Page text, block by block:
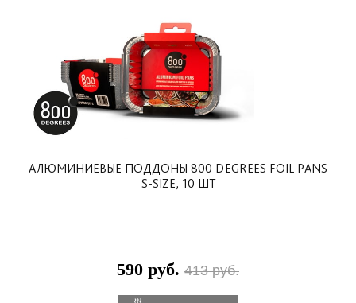
АЛЮМИНИЕВЫЕ ПОДДОНЫ 800 DEGREES FOIL PANS
S-SIZE, 10 ШТ
590 руб. 413 руб.